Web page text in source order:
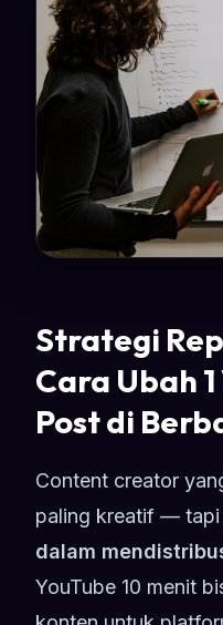
Strategi
Cara Ubah
Post di
Content creator
paling kreatif — tapi
dalam
YouTube 10 menit